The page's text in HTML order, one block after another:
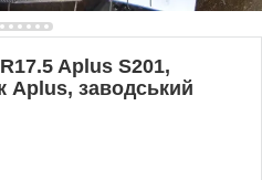
Aplus S201,
Aplus, заводський